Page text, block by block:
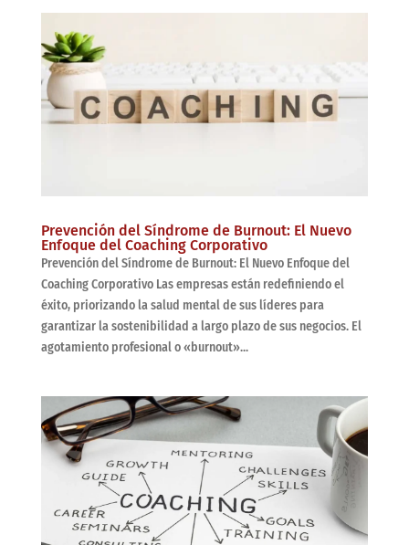
Prevención del Síndrome de Burnout: El Nuevo
Enfoque del Coaching Corporativo
Prevención del Síndrome de Burnout: El Nuevo Enfoque del
Coaching Corporativo Las empresas están redefiniendo el
éxito, priorizando la salud mental de sus líderes para
garantizar la sostenibilidad a largo plazo de sus negocios. El
agotamiento profesional o «burnout»...